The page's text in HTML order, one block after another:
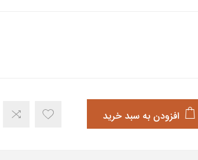
افزودن به سبد خرید